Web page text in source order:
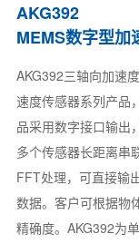
AKG392
MEMS数字型加
AKG392三轴向加速
速度传感器系列产品
品采用数字接口输出
多个传感器长距离串
FFT处理，可直接输
数据。客户可根据物
精确度。AKG392为